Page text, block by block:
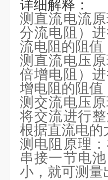
详细解释：
测直流电流
分流电阻）
流电阻的阻值
测直流电压
倍增电阻）
增电阻的阻值
测交流电压
将交流进行
根据直流电的
测电阻原理
串接一节电
小，就可测量